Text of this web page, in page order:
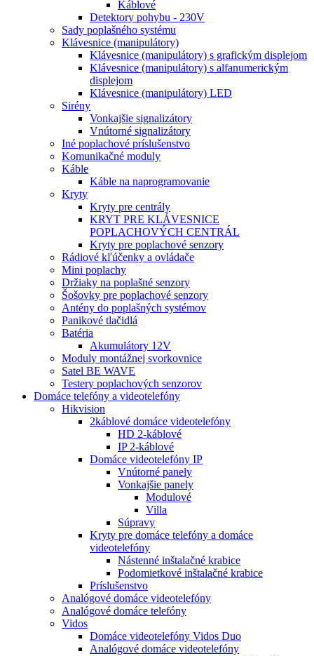
Káblové
Detektory pohybu - 230V
Sady poplašného systému
Klávesnice (manipulátory)
Klávesnice (manipulátory) s grafickým displejom
Klávesnice (manipulátory) s alfanumerickým
displejom
Klávesnice (manipulátory) LED
Sirény
Vonkajšie signalizátory
Vnútorné signalizátory
Iné poplachové príslušenstvo
Komunikačné moduly
Káble
Káble na naprogramovanie
Kryty
Kryty pre centrály
KRYT PRE KLÁVESNICE
POPLACHOVÝCH CENTRÁL
Kryty pre poplachové senzory
Rádiové kľúčenky a ovládače
Mini poplachy
Držiaky na poplašné senzory
Šošovky pre poplachové senzory
Antény do poplašných systémov
Panikové tlačidlá
Batéria
Akumulátory 12V
Moduly montážnej svorkovnice
Satel BE WAVE
Testery poplachových senzorov
Domáce telefóny a videotelefóny
Hikvision
2káblové domáce videotelefóny
HD 2-káblové
IP 2-káblové
Domáce videotelefóny IP
Vnútorné panely
Vonkajšie panely
Modulové
Villa
Súpravy
Kryty pre domáce telefóny a domáce
videotelefóny
Nástenné inštalačné krabice
Podomietkové inštalačné krabice
Príslušenstvo
Analógové domáce videotelefóny
Analógové domáce telefóny
Vidos
Domáce videotelefóny Vidos Duo
Analógové domáce videotelefóny